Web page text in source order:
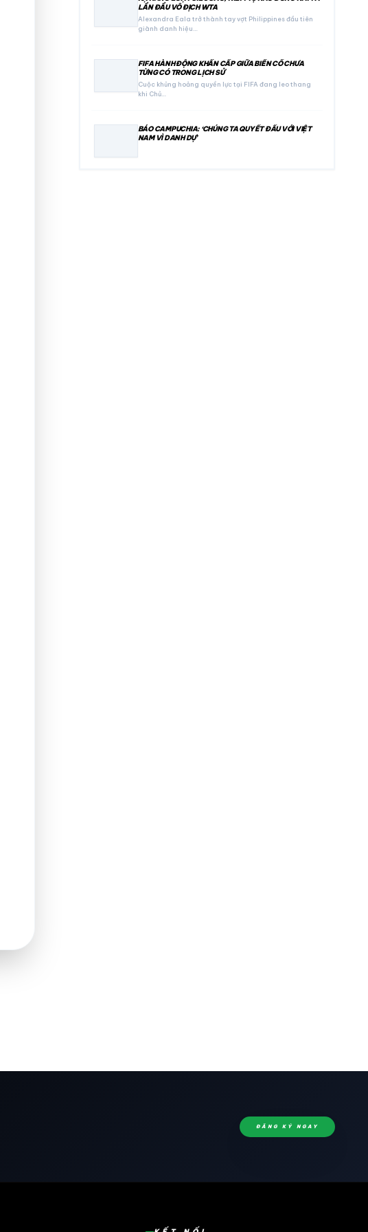
LẦN ĐẦU VÔ ĐỊCH WTA
Alexandra Eala trở thành tay vợt Philippines đầu tiên
giành danh hiệu…
FIFA HÀNH ĐỘNG KHẨN CẤP GIỮA BIẾN CỐ CHƯA
TỪNG CÓ TRONG LỊCH SỬ
Cuộc khủng hoảng quyền lực tại FIFA đang leo thang
khi Chủ…
BÁO CAMPUCHIA: ‘CHÚNG TA QUYẾT ĐẤU VỚI VIỆT
NAM VÌ DANH DỰ’
ĐĂNG KÝ NGAY